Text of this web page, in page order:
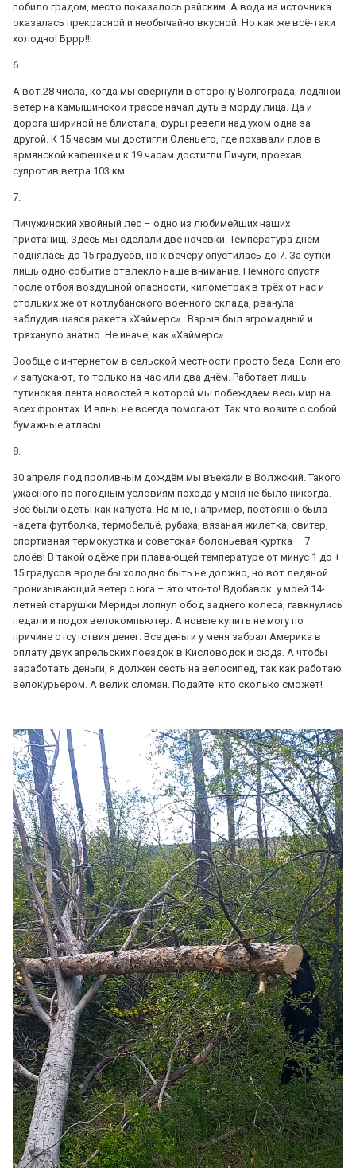
побило градом, место показалось райским. А вода из источника
оказалась прекрасной и необычайно вкусной. Но как же всё-таки
холодно! Бррр!!!
6.
А вот 28 числа, когда мы свернули в сторону Волгограда, ледяной
ветер на камышинской трассе начал дуть в морду лица. Да и
дорога шириной не блистала, фуры ревели над ухом одна за
другой. К 15 часам мы достигли Оленьего, где похавали плов в
армянской кафешке и к 19 часам достигли Пичуги, проехав
супротив ветра 103 км.
7.
Пичужинский хвойный лес – одно из любимейших наших
пристанищ. Здесь мы сделали две ночёвки. Температура днём
поднялась до 15 градусов, но к вечеру опустилась до 7. За сутки
лишь одно событие отвлекло наше внимание. Немного спустя
после отбоя воздушной опасности, километрах в трёх от нас и
стольких же от котлубанского военного склада, рванула
заблудившаяся ракета «Хаймерс». Взрыв был агромадный и
тряхануло знатно. Не иначе, как «Хаймерс».
Вообще с интернетом в сельской местности просто беда. Если его
и запускают, то только на час или два днём. Работает лишь
путинская лента новостей в которой мы побеждаем весь мир на
всех фронтах. И впны не всегда помогают. Так что возите с собой
бумажные атласы.
8.
30 апреля под проливным дождём мы въехали в Волжский. Такого
ужасного по погодным условиям похода у меня не было никогда.
Все были одеты как капуста. На мне, например, постоянно была
надета футболка, термобельё, рубаха, вязаная жилетка, свитер,
спортивная термокуртка и советская болоньевая куртка – 7
слоёв! В такой одёже при плавающей температуре от минус 1 до +
15 градусов вроде бы холодно быть не должно, но вот ледяной
пронизывающий ветер с юга – это что-то! Вдобавок у моей 14-
летней старушки Мериды лопнул обод заднего колеса, гавкнулись
педали и подох велокомпьютер. А новые купить не могу по
причине отсутствия денег. Все деньги у меня забрал Америка в
оплату двух апрельских поездок в Кисловодск и сюда. А чтобы
заработать деньги, я должен сесть на велосипед, так как работаю
велокурьером. А велик сломан. Подайте кто сколько сможет!